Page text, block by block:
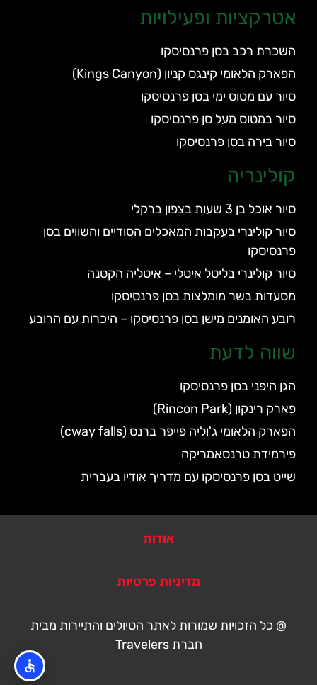
אטרקציות ופעילויות
השכרת רכב בסן פרנסיסקו
הפארק הלאומי קינגס קניון (Kings Canyon)
סיור עם מטוס ימי בסן פרנסיסקו
סיור במטוס מעל סן פרנסיסקו
סיור בירה בסן פרנסיסקו
קולינריה
סיור אוכל בן 3 שעות בצפון ברקלי
סיור קולינרי בעקבות המאכלים הסודיים והשווים בסן
פרנסיסקו
סיור קולינרי בליטל איטלי – איטליה הקטנה
מסעדות בשר מומלצות בסן פרנסיסקו
רובע האומנים מישן בסן פרנסיסקו – היכרות עם הרובע
שווה לדעת
הגן היפני בסן פרנסיסקו
פארק רינקון (Rincon Park)
הפארק הלאומי ג'וליה פייפר ברנס (cway falls)
פירמידת טרנסאמריקה
שייט בסן פרנסיסקו עם מדריך אודיו בעברית
אודות
מדיניות פרטיות
@ כל הזכויות שמורות לאתר הטיולים והתיירות מבית
חברת Travelers